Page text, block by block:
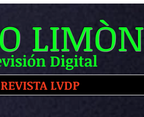
Digital
LIMÒN
REVISTA LVDP